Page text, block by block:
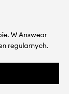
W Answear
regularnych.